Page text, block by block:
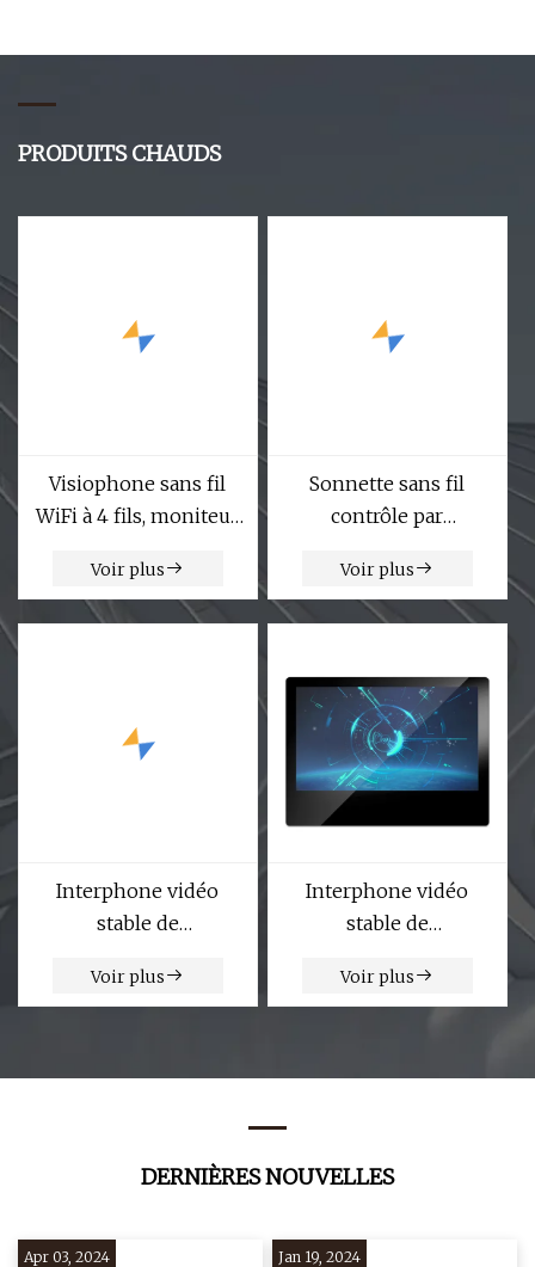
anneau vidéo, caméra
intelligent sonnette
PRODUITS CHAUDS
Visiophone sans fil
WiFi à 4 fils, moniteur
verrouillage de porte,
système d'interphone
Voir plus
Sonnette sans fil
contrôle par
enregistrement visuel
intelligent sonnette
HD 720p caméra
d'interphone à Vision
nocturne WiFi sans fil
Voir plus
Interphone vidéo
stable de
d'écran de couleur de
Voir plus
Interphone vidéo
stable de
d'écran de couleur de
Voir plus
DERNIÈRES NOUVELLES
Apr 03, 2024 Jan 19, 2024